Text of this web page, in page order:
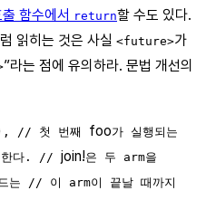
함수에서 return할 수도 있다.
읽히는 것은 사실 <future>가
”라는 점에 유의하라. 문법 개선의
// 첫 번째 foo가 실행되는
한다. // join!은 두 arm을
는 // 이 arm이 끝날 때까지